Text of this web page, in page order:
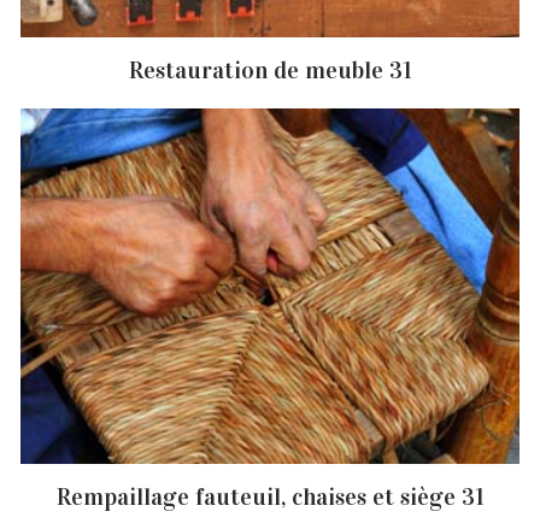
Restauration de meuble 31
Rempaillage fauteuil, chaises et siège 31